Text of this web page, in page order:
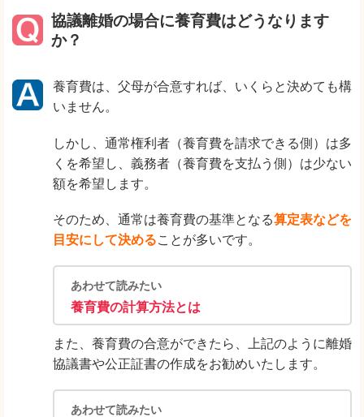
協議離婚の場合に養育費はどうなります
か？
養育費は、父母が合意すれば、いくらと決めても構
いません。
しかし、通常権利者（養育費を請求できる側）は多
くを希望し、義務者（養育費を支払う側）は少ない
額を希望します。
そのため、通常は養育費の基準となる算定表などを
目安にして決めることが多いです。
あわせて読みたい
養育費の計算方法とは
また、養育費の合意ができたら、上記のように離婚
協議書や公正証書の作成をお勧めいたします。
あわせて読みたい